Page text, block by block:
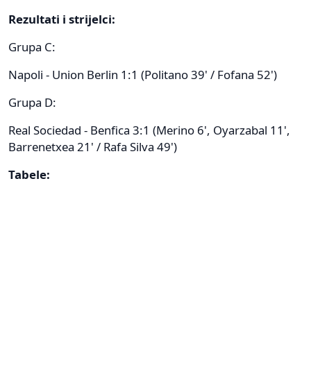
Rezultati i strijelci:
Grupa C:
Napoli - Union Berlin 1:1 (Politano 39' / Fofana 52')
Grupa D:
Real Sociedad - Benfica 3:1 (Merino 6', Oyarzabal 11',
Barrenetxea 21' / Rafa Silva 49')
Tabele: